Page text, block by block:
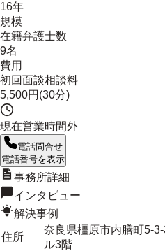
16年
規模
在籍弁護士数
9名
費用
初回面談相談料
5,500円(30分)
現在営業時間外
電話問合せ
電話番号を表示
事務所詳細
インタビュー
解決事例
住所
奈良県橿原市内膳町5-
ル3階